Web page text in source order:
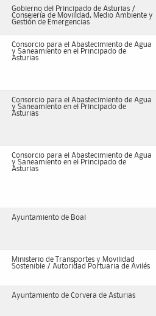
Gobierno del Principado de Asturias /
Consejería de Movilidad, Medio Ambiente y
Gestión de Emergencias
Consorcio para el Abastecimiento de Agua
y Saneamiento en el Principado de
Asturias
Consorcio para el Abastecimiento de Agua
y Saneamiento en el Principado de
Asturias
Consorcio para el Abastecimiento de Agua
y Saneamiento en el Principado de
Asturias
Ayuntamiento de Boal
Ministerio de Transportes y Movilidad
Sostenible / Autoridad Portuaria de Avilés
Ayuntamiento de Corvera de Asturias